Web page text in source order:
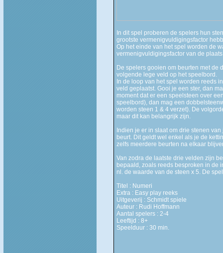
In dit spel proberen de spelers hun
grootste vermenigvuldigingsfactor
Op het einde van het spel worden de
vermenigvuldigingsfactor van de
De spelers gooien om beurten met de
volgende lege veld op het speelbord.
In de loop van het spel worden reeds
veld geplaatst. Gooi je een ster, dan
moment dat er een speelsteen over
speelbord), dan mag een
worden steen 1 & 4 verzet). De
maar dit kan belangrijk zijn.
Indien je er in slaat om drie stenen
beurt. Dit geldt wel enkel als je de
zelfs meerdere beurten na elkaar
Van zodra de laatste drie velden zijn
bepaald, zoals reeds besproken in de
nl. de waarde van de steen x 5. De
Titel : Numeri
Extra : Easy play reeks
Uitgeverij : Schmidt spiele
Auteur : Rudi Hoffmann
Aantal spelers : 2-4
Leeftijd : 8+
Speelduur : 30 min.